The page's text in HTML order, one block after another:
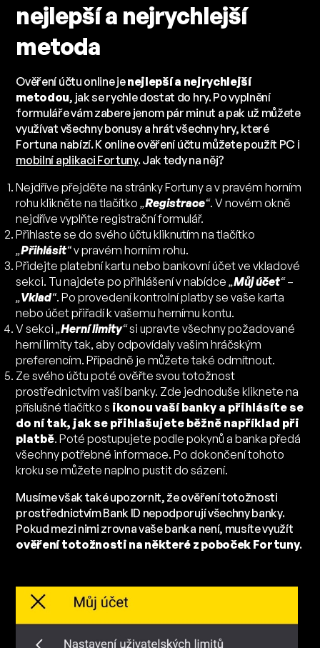
nejlepší a nejrychlejší
metoda
Ověření účtu online jenejlepší a nejrychlejší
metodou, jak se rychle dostat do hry. Po vyplnění
formuláře vám zabere jenom pár minut a pak už můžete
využívat všechny bonusy a hrát všechny hry, které
Fortuna nabízí. K online ověření účtu můžete použít PC i
mobilní aplikaci Fortuny. Jak tedy na něj?
Nejdříve přejděte na stránky Fortuny a v pravém horním
rohu klikněte na tlačítko„Registrace“. V novém okně
nejdříve vyplňte registrační formulář.
Přihlaste se do svého účtu kliknutím na tlačítko
„Přihlásit“v pravém horním rohu.
Přidejte platební kartu nebo bankovní účet ve vkladové
sekci. Tu najdete po přihlášení v nabídce„Můj účet“–
„Vklad“. Po provedení kontrolní platby se vaše karta
nebo účet přiřadí k vašemu hernímu kontu.
V sekci„Herní limity“si upravte všechny požadované
herní limity tak, aby odpovídaly vašim hráčským
preferencím. Případně je můžete také odmítnout.
Ze svého účtu poté ověřte svou totožnost
prostřednictvím vaší banky. Zde jednoduše kliknete na
příslušné tlačítko s ikonou vaší banky a přihlásíte se
do ní tak, jak se přihlašujete běžně například při
platbě. Poté postupujete podle pokynů a banka předá
všechny potřebné informace. Po dokončení tohoto
kroku se můžete naplno pustit do sázení.
Musíme však také upozornit, že ověření totožnosti
prostřednictvím Bank ID nepodporují všechny banky.
Pokud mezi nimi zrovna vaše banka není, musíte využít
ověření totožnosti na některé z poboček Fortuny.